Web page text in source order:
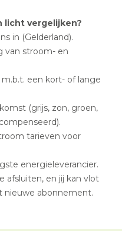
licht vergelijken?
in (Gelderland).
van stroom- en
een kort- of lange
(grijs, zon, groen,
tarieven voor
energieleverancier.
afsluiten, en jij kan vlot
nieuwe abonnement.